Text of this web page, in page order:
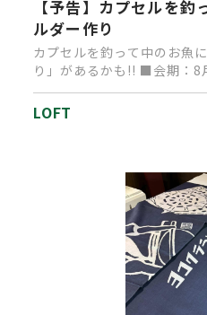
【予告】カプセルを
ルダー作り
カプセルを釣って中のお魚
り」があるかも!! ■会期：8
LOFT